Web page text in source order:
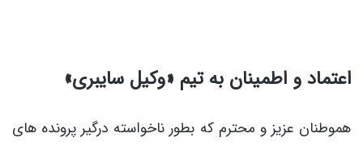
اعتماد و اطمینان به تیم «وکیل سایبری»
هموطنان عزیز و محترم که بطور ناخواسته درگیر پرونده های